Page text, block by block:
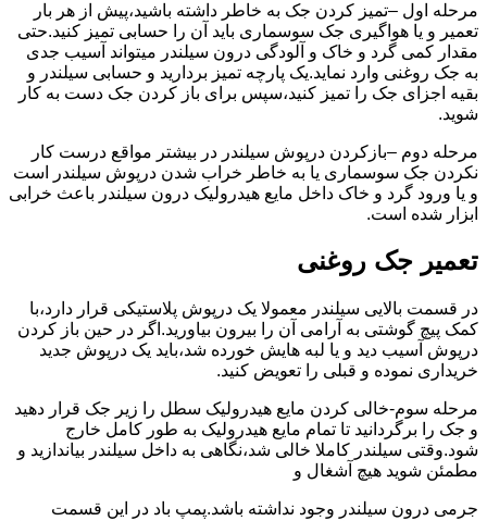
مرحله اول –تمیز کردن جک به خاطر داشته باشید،پیش از هر بار
تعمیر و یا هواگیری جک سوسماری باید آن را حسابی تمیز کنید.حتی
مقدار کمی گرد و خاک و آلودگی درون سیلندر میتواند آسیب جدی
به جک روغنی وارد نماید.یک پارچه تمیز بردارید و حسابی سیلندر و
بقیه اجزای جک را تمیز کنید،سپس برای باز کردن جک دست به کار
شوید.
مرحله دوم –بازکردن درپوش سیلندر در بیشتر مواقع درست کار
نکردن جک سوسماری یا به خاطر خراب شدن درپوش سیلندر است
و یا ورود گرد و خاک داخل مایع هیدرولیک درون سیلندر باعث خرابی
ابزار شده است.
تعمیر جک روغنی
در قسمت بالایی سیلندر معمولا یک درپوش پلاستیکی قرار دارد،با
کمک پیچ گوشتی به آرامی آن را بیرون بیاورید.اگر در حین باز کردن
درپوش آسیب دید و یا لبه هایش خورده شد،باید یک درپوش جدید
خریداری نموده و قبلی را تعویض کنید.
مرحله سوم-خالی کردن مایع هیدرولیک سطل را زیر جک قرار دهید
و جک را برگردانید تا تمام مایع هیدرولیک به طور کامل خارج
شود.وقتی سیلندر کاملا خالی شد،نگاهی به داخل سیلندر بیاندازید و
مطمئن شوید هیچ آشغال و
جرمی درون سیلندر وجود نداشته باشد.پمپ باد در این قسمت